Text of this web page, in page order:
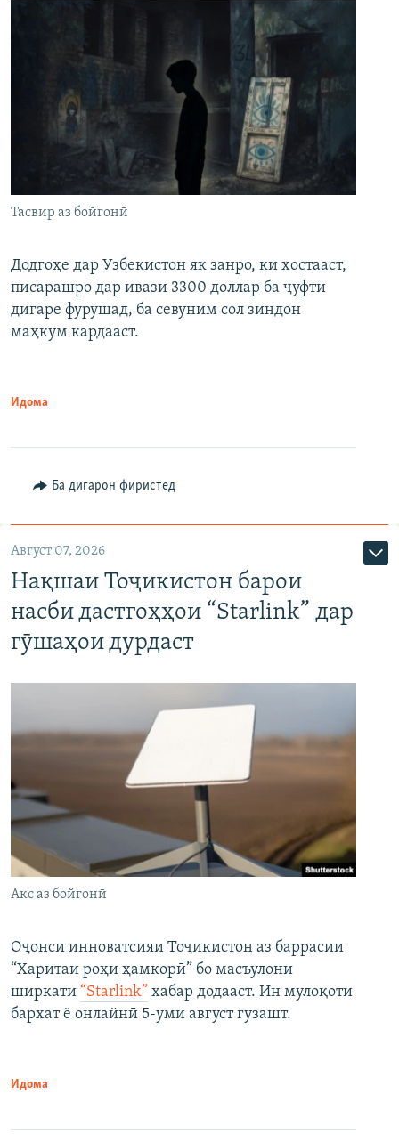
Тасвир аз бойгонӣ
Додгоҳе дар Узбекистон як занро, ки хостааст,
писарашро дар ивази 3300 доллар ба ҷуфти
дигаре фурӯшад, ба севуним сол зиндон
маҳкум кардааст.
Идома
Ба дигарон фиристед
Август 07, 2026
Нақшаи Тоҷикистон барои
насби дастгоҳҳои “Starlink” дар
гӯшаҳои дурдаст
Акс аз бойгонӣ
Оҷонси инноватсияи Тоҷикистон аз баррасии
“Харитаи роҳи ҳамкорӣ” бо масъулони
ширкати “Starlink” хабар додааст. Ин мулоқоти
бархат ё онлайнӣ 5-уми август гузашт.
Идома